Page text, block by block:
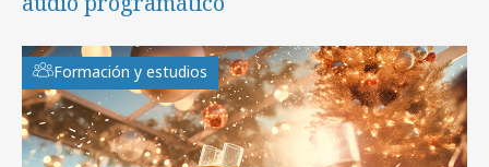
Formación y estudios